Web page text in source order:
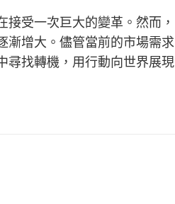
受一次巨大的變革。然而，
漸增大。儘管當前的市場需求
尋找轉機，用行動向世界展現